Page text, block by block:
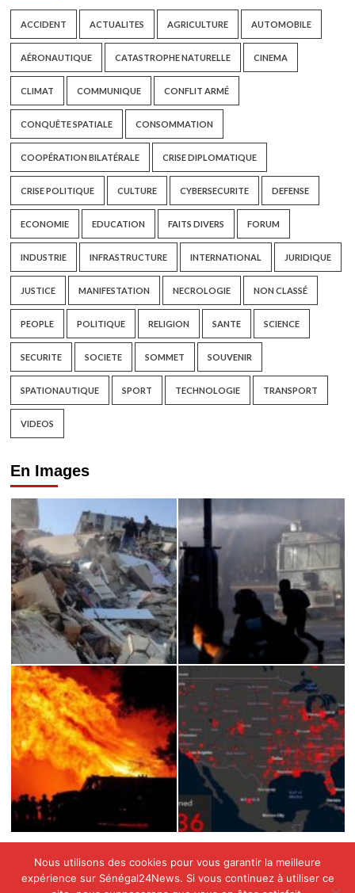
ACCIDENT ACTUALITES AGRICULTURE AUTOMOBILE
AÉRONAUTIQUE CATASTROPHE NATURELLE CINEMA
CLIMAT COMMUNIQUE CONFLIT ARMÉ
CONQUÊTE SPATIALE CONSOMMATION
COOPÉRATION BILATÉRALE CRISE DIPLOMATIQUE
CRISE POLITIQUE CULTURE CYBERSECURITE DEFENSE
ECONOMIE EDUCATION FAITS DIVERS FORUM
INDUSTRIE INFRASTRUCTURE INTERNATIONAL JURIDIQUE
JUSTICE MANIFESTATION NECROLOGIE NON CLASSÉ
PEOPLE POLITIQUE RELIGION SANTE SCIENCE
SECURITE SOCIETE SOMMET SOUVENIR
SPATIONAUTIQUE SPORT TECHNOLOGIE TRANSPORT
VIDEOS
En Images
Nous utilisons des cookies pour vous garantir la meilleure
expérience sur Sénégal24News. Si vous continuez à utiliser ce